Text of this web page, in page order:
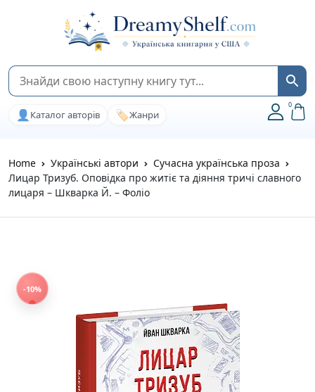
👤 Каталог авторів 🏷️Жанри
0
Home Українські автори
Сучасна українська проза
Лицар Тризуб. Оповідка про житіє та діяння тричі славного
лицаря – Шкварка Й. – Фоліо
-10%